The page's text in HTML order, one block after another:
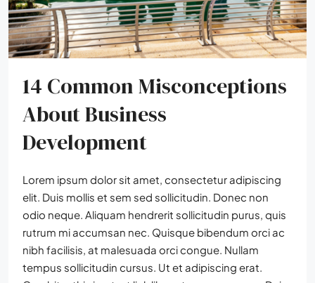
14 Common Misconceptions
About Business
Development
Lorem ipsum dolor sit amet, consectetur adipiscing
elit. Duis mollis et sem sed sollicitudin. Donec non
odio neque. Aliquam hendrerit sollicitudin purus, quis
rutrum mi accumsan nec. Quisque bibendum orci ac
nibh facilisis, at malesuada orci congue. Nullam
tempus sollicitudin cursus. Ut et adipiscing erat.